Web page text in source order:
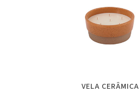
VELA CERÂMICA